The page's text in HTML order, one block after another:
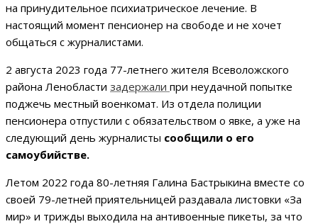
на принудительное психиатрическое лечение. В
настоящий момент пенсионер на свободе и не хочет
общаться с журналистами.
2 августа 2023 года 77-летнего жителя Всеволожского
района Ленобласти задержали при неудачной попытке
поджечь местный военкомат. Из отдела полиции
пенсионера отпустили с обязательством о явке, а уже на
следующий день журналисты сообщили о его
самоубийстве.
Летом 2022 года 80-летняя Галина Бастрыкина вместе со
своей 79-летней приятельницей раздавала листовки «За
мир» и трижды выходила на антивоенные пикеты, за что